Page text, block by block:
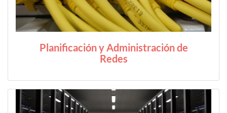
Planificación y Administración de
Redes